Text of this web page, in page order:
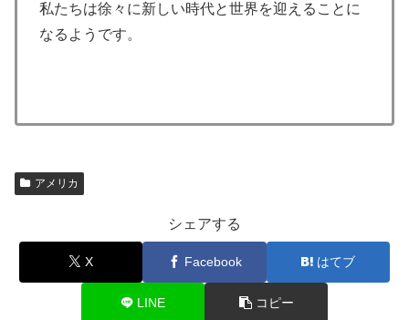
私たちは徐々に新しい時代と世界を迎えることに
なるようです。
アメリカ
シェアする
X Facebook はてブ
LINE コピー